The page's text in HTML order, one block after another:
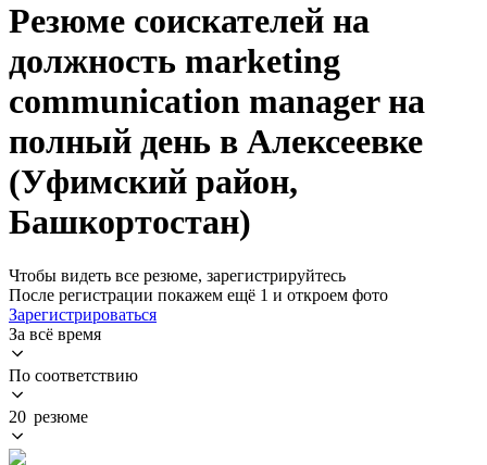
Резюме соискателей на
должность marketing
communication manager на
полный день в Алексеевке
(Уфимский район,
Башкортостан)
Чтобы видеть все резюме, зарегистрируйтесь
После регистрации покажем ещё 1 и откроем фото
Зарегистрироваться
За всё время
По соответствию
20 резюме